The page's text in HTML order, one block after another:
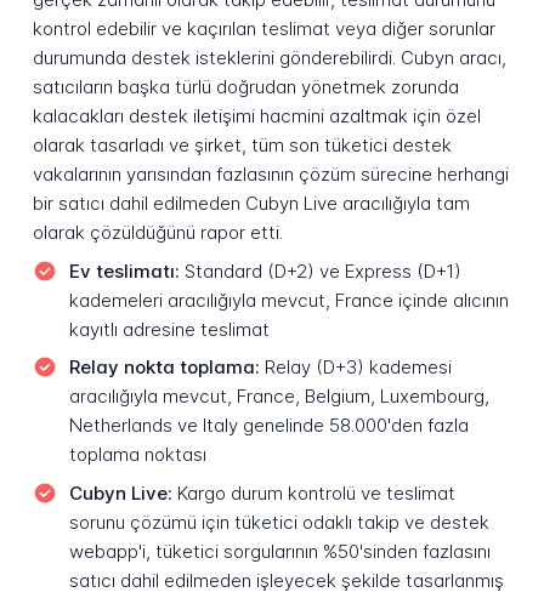
kontrol edebilir ve kaçırılan teslimat veya diğer sorunlar
durumunda destek isteklerini gönderebilirdi. Cubyn aracı,
satıcıların başka türlü doğrudan yönetmek zorunda
kalacakları destek iletişimi hacmini azaltmak için özel
olarak tasarladı ve şirket, tüm son tüketici destek
vakalarının yarısından fazlasının çözüm sürecine herhangi
bir satıcı dahil edilmeden Cubyn Live aracılığıyla tam
olarak çözüldüğünü rapor etti.
Ev teslimatı: Standard (D+2) ve Express (D+1)
kademeleri aracılığıyla mevcut, France içinde alıcının
kayıtlı adresine teslimat
Relay nokta toplama: Relay (D+3) kademesi
aracılığıyla mevcut, France, Belgium, Luxembourg,
Netherlands ve Italy genelinde 58.000'den fazla
toplama noktası
Cubyn Live: Kargo durum kontrolü ve teslimat
sorunu çözümü için tüketici odaklı takip ve destek
webapp'i, tüketici sorgularının %50'sinden fazlasını
satıcı dahil edilmeden işleyecek şekilde tasarlanmış